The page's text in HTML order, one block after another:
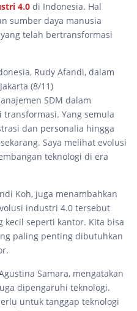
4.0 di Indonesia. Hal
sumber daya manusia
telah bertransformasi
Rudy Afandi, dalam
(8/11)
SDM dalam
Yang semula
dan personalia hingga
Saya melihat evolusi
teknologi di era
Koh, juga menambahkan
industri 4.0 tersebut
kecil seperti kantor. Kita bisa
paling penting dibutuhkan
Samara, mengatakan
dipengaruhi teknologi.
untuk tanggap teknologi